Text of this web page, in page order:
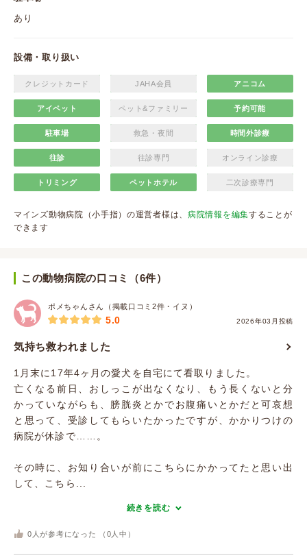
あり
設備・取り扱い
クレジットカード JAHA会員 アニコム
アイペット ペット&ファミリー 予約可能
駐車場 救急・夜間 時間外診療
往診 往診専門 オンライン診療
トリミング ペットホテル 二次診療専門
マインズ動物病院（小手指）の運営者様は、 病院情報を編集することが
できます
この動物病院の口コミ（6件）
ポメちゃんさん（掲載口コミ2件・イヌ）
2026年03月投稿
5.0
気持ち救われました
1月末に17年4ヶ月の愛犬を自宅にて看取りました。
亡くなる前日、おしっこが出なくなり、もう長くないと分
かっていながらも、膀胱炎とかでお腹痛いとかだと可哀想
と思って、受診してもらいたかったですが、かかりつけの
病院が休診で……。
その時に、お知り合いが前にこちらにかかってたと思い出
して、こちら...
続きを読む
0 人が参考になった （ 0 人中）